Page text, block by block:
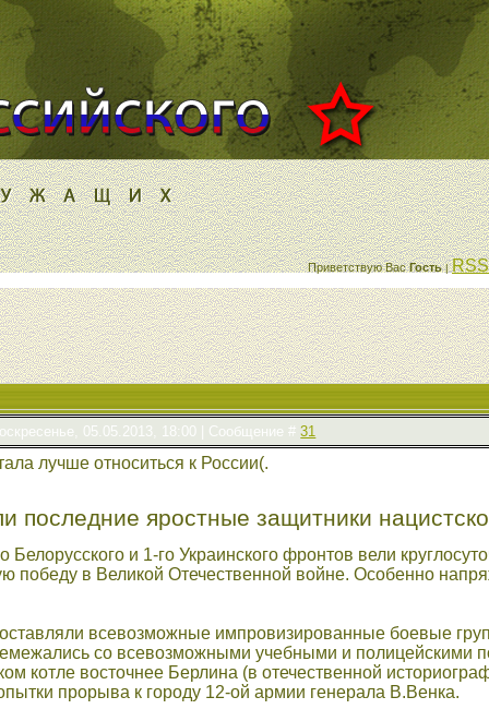
Приветствую Вас Гость |RSS
05.05.2013, 18:00 | Сообщение #31
лучше относиться к России(.
последние яростные защитники
и 1-го Украинского фронтов вели
в Великой Отечественной войне. Особенно
всевозможные импровизированные боевые
со всевозможными учебными и полицейскими
котле восточнее Берлина (в отечественной
прорыва к городу 12-ой армии генерала В.Венка.